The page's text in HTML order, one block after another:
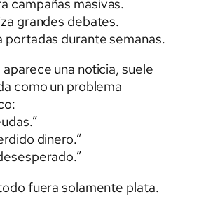
campañas masivas.
grandes debates.
portadas durante semanas.
una noticia, suele
como un problema
dinero.”
fuera solamente plata.